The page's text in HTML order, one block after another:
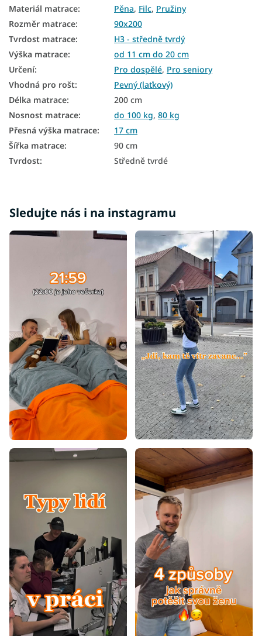
Matrace z PUR pěny
Přistýlkové matrace
Přírodní matrace
Podlahové matrace
Oboustranné matrace
Matrace na polohovatelný rošt
Matrace podle tvrdosti
Velké matrace
Dětské matrace podle rozměru
Dětské ortopedické matrace
Antialergické matrace
Antibakteriální matrace
Pružinové matrace 90x200
Ortopedické matrace 90x200
Matrace Aloe Vera 90x200
Levné matrace 90x200
Matrace tvrdost H3
Tvrdé matrace 90x200
Zdravotní matrace 90x200
Matrace - výška 17 cm
Matrace podle nosnosti do 100 kg
Materiál matrace: Pěna, Filc, Pružiny
Rozměr matrace:
90x200
Tvrdost matrace:
H3 - středně tvrdý
Výška matrace:
od 11 cm do 20 cm
Určení: Pro dospělé, Pro seniory
Vhodná pro rošt:
Pevný (laťkový)
Délka matrace:
200 cm
Nosnost matrace: do 100 kg, 80 kg
Přesná výška matrace:
17 cm
Šířka matrace:
90 cm
Tvrdost: Středně tvrdé
Sledujte nás i na instagramu